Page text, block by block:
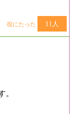
役にたった 11人
。